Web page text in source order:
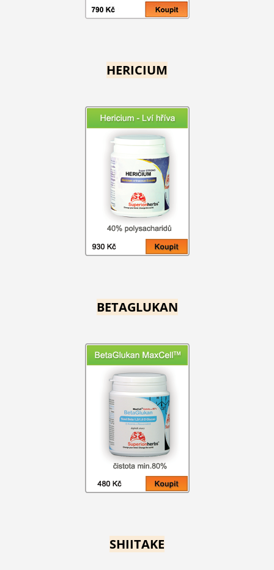
HERICIUM
BETAGLUKAN
SHIITAKE